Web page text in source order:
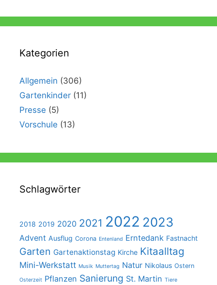
Kategorien
Allgemein (306)
Gartenkinder (11)
Presse (5)
Vorschule (13)
Schlagwörter
2018 2019 2020 2021 2022 2023
Advent Ausflug Corona Entenland Erntedank Fastnacht
Garten Gartenaktionstag Kirche Kitaalltag
Mini-Werkstatt Musik Muttertag Natur Nikolaus Ostern
Osterzeit Pflanzen Sanierung St. Martin Tiere